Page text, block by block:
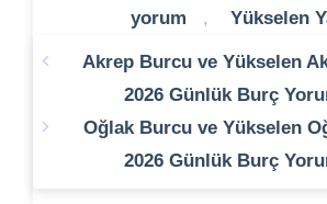
yorum , Yükselen
Akrep Burcu ve Yükselen
2026 Günlük Burç
Oğlak Burcu ve Yükselen
2026 Günlük Burç